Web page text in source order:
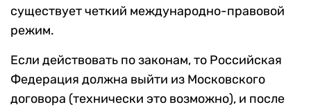
существует четкий международно-правовой
режим.
Если действовать по законам, то Российская
Федерация должна выйти из Московского
договора (технически это возможно), и после